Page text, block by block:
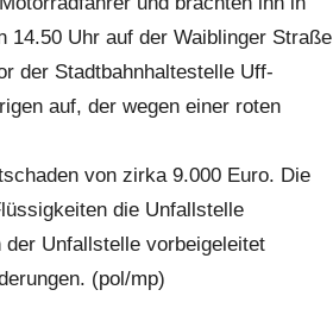
14.50 Uhr auf der Waiblinger Straße
der Stadtbahnhaltestelle Uff-
auf, der wegen einer roten
von zirka 9.000 Euro. Die
die Unfallstelle
Unfallstelle vorbeigeleitet
(pol/mp)